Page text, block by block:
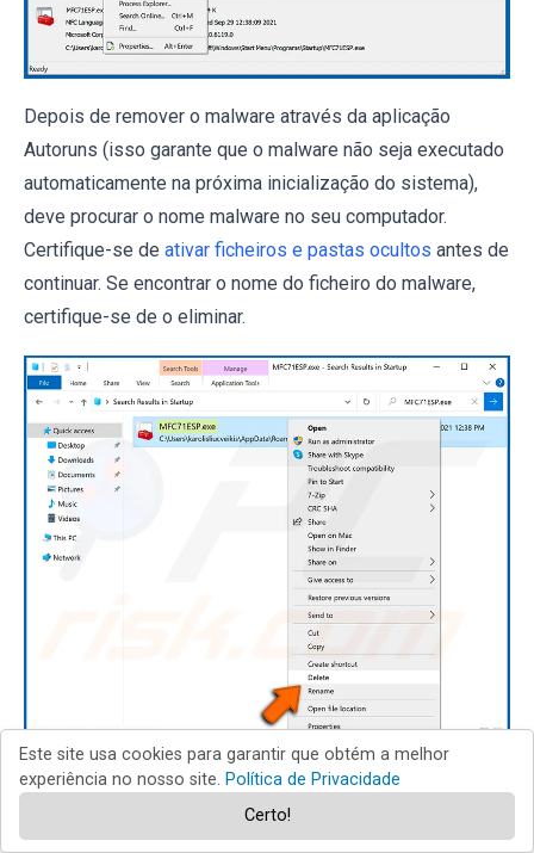
Depois de remover o malware através da aplicação
Autoruns (isso garante que o malware não seja executado
automaticamente na próxima inicialização do sistema),
deve procurar o nome malware no seu computador.
Certifique-se de ativar ficheiros e pastas ocultos antes de
continuar. Se encontrar o nome do ficheiro do malware,
certifique-se de o eliminar.
Inicie o seu computador no Modo de Segurança. Seguir
estes passos deve ajudar a remover qualquer malware do
seu computador. Note que a remoção manual de ameaças
Este site usa cookies para garantir que obtém a melhor
experiência no nosso site. Política de Privacidade
Certo!